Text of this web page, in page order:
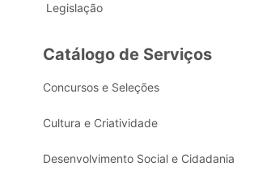
Legislação
Catálogo de Serviços
Concursos e Seleções
Cultura e Criatividade
Desenvolvimento Social e Cidadania